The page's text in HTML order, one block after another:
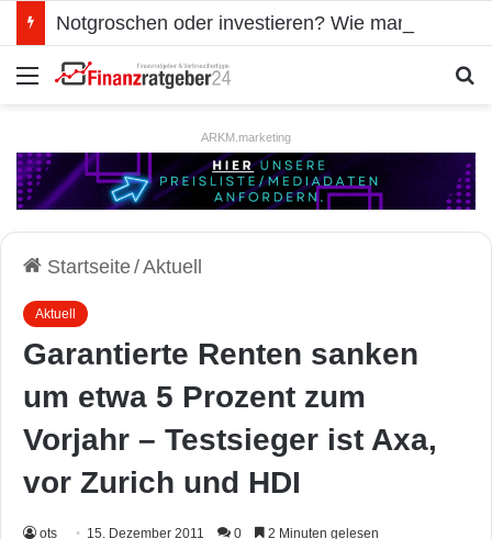
Menü
ARKM.marketing
Startseite/Aktuell
Aktuell
Garantierte Renten sanken
um etwa 5 Prozent zum
Vorjahr – Testsieger ist Axa,
vor Zurich und HDI
ots 15. Dezember 2011 0 2 Minuten gelesen